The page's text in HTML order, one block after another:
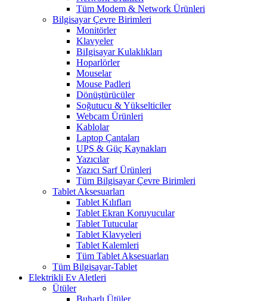
Tüm Modem & Network Ürünleri
Bilgisayar Çevre Birimleri
Monitörler
Klavyeler
BiIgisayar Kulaklıkları
Hoparlörler
Mouselar
Mouse Padleri
Dönüştürücüler
Soğutucu & Yükselticiler
Webcam Ürünleri
Kablolar
Laptop Çantaları
UPS & Güç Kaynakları
Yazıcılar
Yazıcı Sarf Ürünleri
Tüm Bilgisayar Çevre Birimleri
Tablet Aksesuarları
Tablet Kılıfları
Tablet Ekran Koruyucular
Tablet Tutucular
Tablet Klavyeleri
Tablet Kalemleri
Tüm Tablet Aksesuarları
Tüm Bilgisayar-Tablet
Elektrikli Ev Aletleri
Ütüler
Buharlı Ütüler